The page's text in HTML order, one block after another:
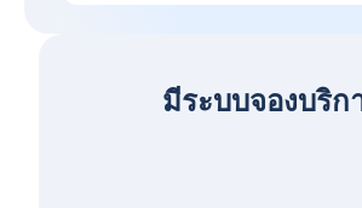
มีระบบจองบริก